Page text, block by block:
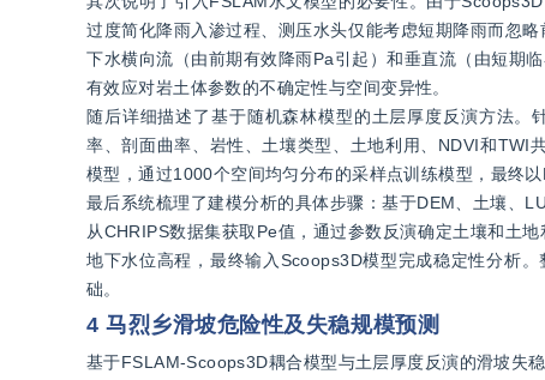
过度简化降雨入渗过程、测压水头仅能考虑短期降雨而忽
下水横向流（由前期有效降雨Pa引起）和垂直流（由短期
有效应对岩土体参数的不确定性与空间变异性。
随后详细描述了基于随机森林模型的土层厚度反演方法
率、剖面曲率、岩性、土壤类型、土地利用、NDVI和TWI
模型，通过1000个空间均匀分布的采样点训练模型，最终
最后系统梳理了建模分析的具体步骤：基于DEM、土壤、
从CHRIPS数据集获取Pe值，通过参数反演确定土壤和土
地下水位高程，最终输入Scoops3D模型完成稳定性分析
础。
4 马烈乡滑坡危险性及失稳规模预测
基于FSLAM-Scoops3D耦合模型与土层厚度反演的滑坡失